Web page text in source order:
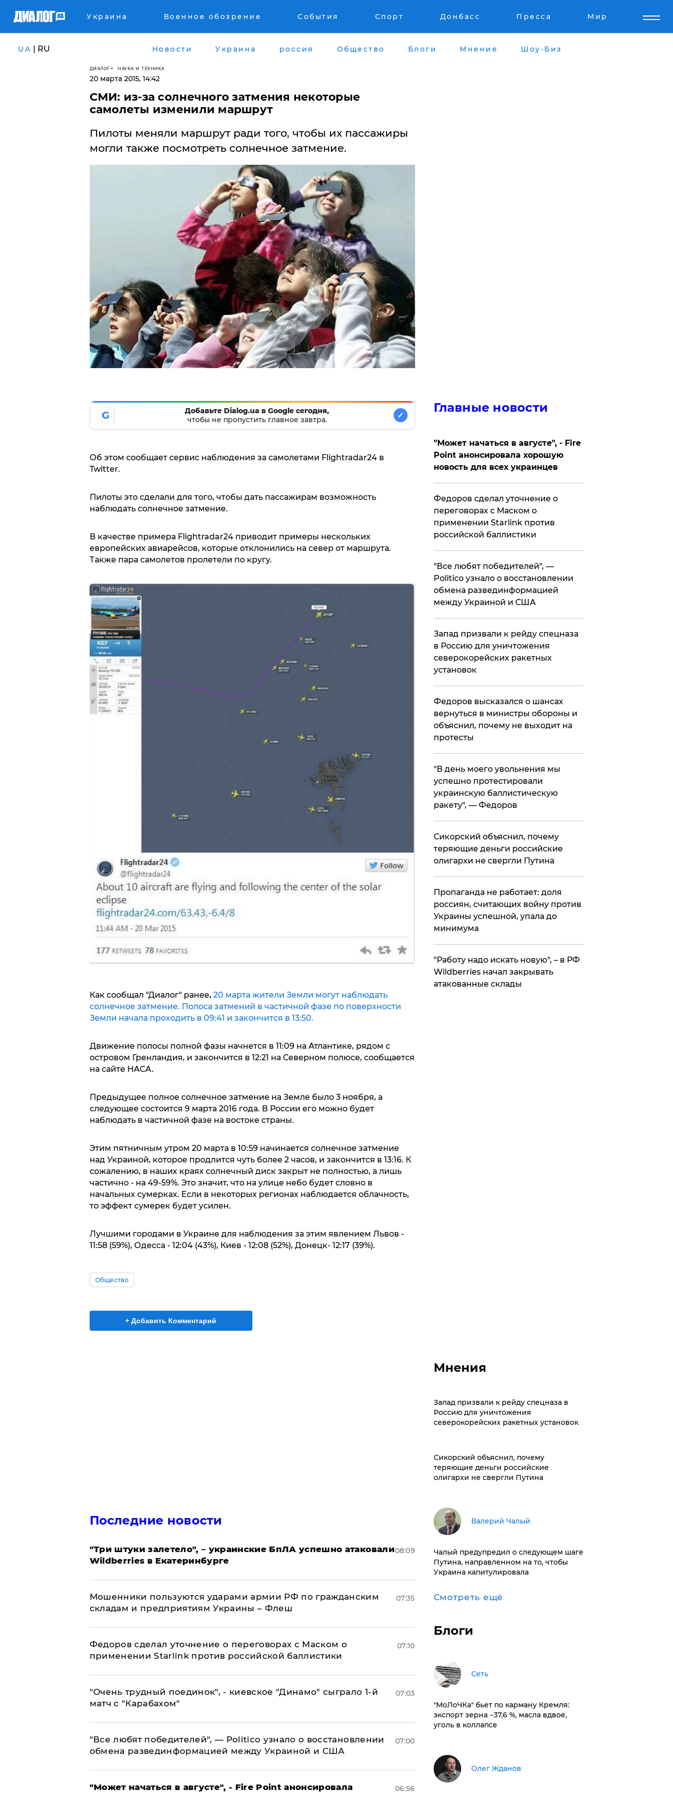
Украина Военное обозрение События Спорт Донбасс Пресса Мир
UA | RU Новости Украина россия Общество Блоги Мнение Шоу-Биз
ДИАЛОГ НАУКА И ТЕХНИКА
20 марта 2015, 14:42
СМИ: из-за солнечного затмения некоторые
самолеты изменили маршрут
Пилоты меняли маршрут ради того, чтобы их пассажиры
могли также посмотреть солнечное затмение.
G
Добавьте Dialog.ua в Google сегодня,
чтобы не пропустить главное завтра.
✓
Об этом сообщает сервис наблюдения за самолетами Flightradar24 в
Twitter.
Пилоты это сделали для того, чтобы дать пассажирам возможность
наблюдать солнечное затмение.
В качестве примера Flightradar24 приводит примеры нескольких
европейских авиарейсов, которые отклонились на север от маршрута.
Также пара самолетов пролетели по кругу.
Как сообщал "Диалог" ранее, 20 марта жители Земли могут наблюдать
солнечное затмение. Полоса затмений в частичной фазе по поверхности
Земли начала проходить в 09:41 и закончится в 13:50.
Движение полосы полной фазы начнется в 11:09 на Атлантике, рядом с
островом Гренландия, и закончится в 12:21 на Северном полюсе, сообщается
на сайте НАСА.
Предыдущее полное солнечное затмение на Земле было 3 ноября, а
следующее состоится 9 марта 2016 года. В России его можно будет
наблюдать в частичной фазе на востоке страны.
Этим пятничным утром 20 марта в 10:59 начинается солнечное затмение
над Украиной, которое продлится чуть более 2 часов, и закончится в 13:16. К
сожалению, в наших краях солнечный диск закрыт не полностью, а лишь
частично - на 49-59%. Это значит, что на улице небо будет словно в
начальных сумерках. Если в некоторых регионах наблюдается облачность,
то эффект сумерек будет усилен.
Лучшими городами в Украине для наблюдения за этим явлением Львов -
11:58 (59%), Одесса - 12:04 (43%), Киев - 12:08 (52%), Донецк- 12:17 (39%).
Общество
+ Добавить Комментарий
Последние новости
"Три штуки залетело", – украинские БпЛА успешно атаковали
Wildberries в Екатеринбурге
08:09
Мошенники пользуются ударами армии РФ по гражданским
складам и предприятиям Украины – Флеш
07:35
Федоров сделал уточнение о переговорах с Маском о
применении Starlink против российской баллистики
07:10
"Очень трудный поединок", - киевское "Динамо" сыграло 1-й
матч с "Карабахом"
07:03
​"Все любят победителей", — Politico узнало о восстановлении
обмена развединформацией между Украиной и США
07:00
"Может начаться в августе", - Fire Point анонсировала
06:56
Главные новости
"Может начаться в августе", - Fire
Point анонсировала хорошую
новость для всех украинцев
Федоров сделал уточнение о
переговорах с Маском о
применении Starlink против
российской баллистики
​"Все любят победителей", —
Politico узнало о восстановлении
обмена развединформацией
между Украиной и США
Запад призвали к рейду спецназа
в Россию для уничтожения
северокорейских ракетных
установок
Федоров высказался о шансах
вернуться в министры обороны и
объяснил, почему не выходит на
протесты
​"В день моего увольнения мы
успешно протестировали
украинскую баллистическую
ракету", — Федоров
Сикорский объяснил, почему
теряющие деньги российские
олигархи не свергли Путина
​Пропаганда не работает: доля
россиян, считающих войну против
Украины успешной, упала до
минимума
"Работу надо искать новую", – в РФ
Wildberries начал закрывать
атакованные склады
Мнения
Запад призвали к рейду спецназа в
Россию для уничтожения
северокорейских ракетных установок
Сикорский объяснил, почему
теряющие деньги российские
олигархи не свергли Путина
Валерий Чалый
Чалый предупредил о следующем шаге
Путина, направленном на то, чтобы
Украина капитулировала
Смотреть ещё
Блоги
Сеть
​"МоЛоЧКа" бьет по карману Кремля:
экспорт зерна −37,6 %, масла вдвое,
уголь в коллапсе
Олег Жданов